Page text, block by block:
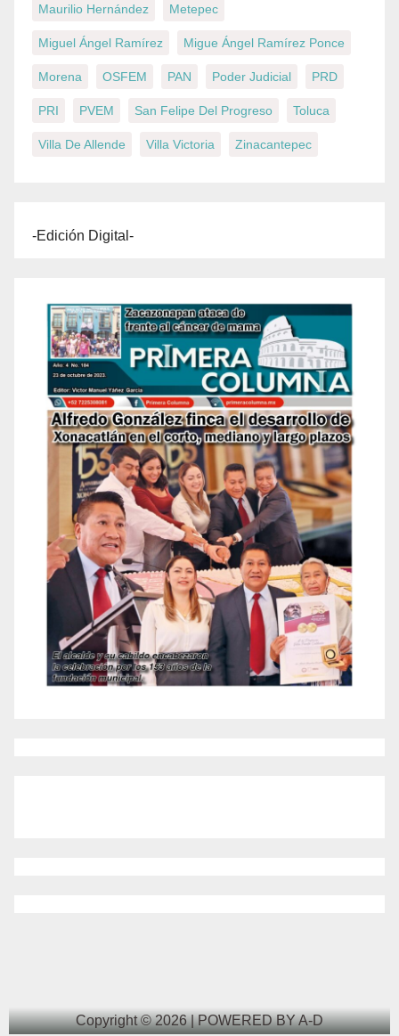
Maurilio Hernández Metepec
Miguel Ángel Ramírez Migue Ángel Ramírez Ponce
Morena OSFEM PAN Poder Judicial PRD
PRI PVEM San Felipe Del Progreso Toluca
Villa De Allende Villa Victoria Zinacantepec
-Edición Digital-
Copyright © 2026 | POWERED BY A-D